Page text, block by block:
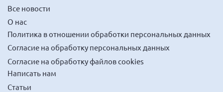
Смоленская область
Ставропольский край
Сахалинская область
Томская область
Тульская область
Ульяновская область
Все новости
О нас
Политика в отношении обработки персональных данных
Согласие на обработку персональных данных
Согласие на обработку файлов cookies
Написать нам
Статьи